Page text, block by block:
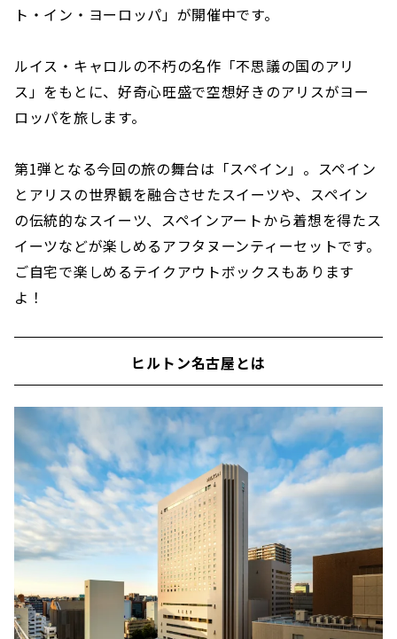
ト・イン・ヨーロッパ」が開催中です。
ルイス・キャロルの不朽の名作「不思議の国のアリ
ス」をもとに、好奇心旺盛で空想好きのアリスがヨー
ロッパを旅します。
第1弾となる今回の旅の舞台は「スペイン」。スペイン
とアリスの世界観を融合させたスイーツや、スペイン
の伝統的なスイーツ、スペインアートから着想を得たス
イーツなどが楽しめるアフタヌーンティーセットです。
ご自宅で楽しめるテイクアウトボックスもあります
よ！
ヒルトン名古屋とは